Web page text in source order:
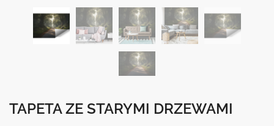
TAPETA ZE STARYMI DRZEWAMI